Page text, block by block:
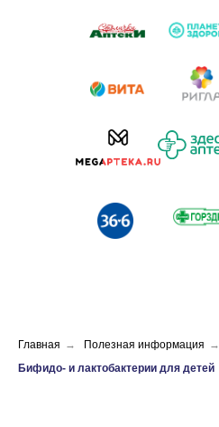
Главная → Полезная информация →
Бифидо- и лактобактерии для детей